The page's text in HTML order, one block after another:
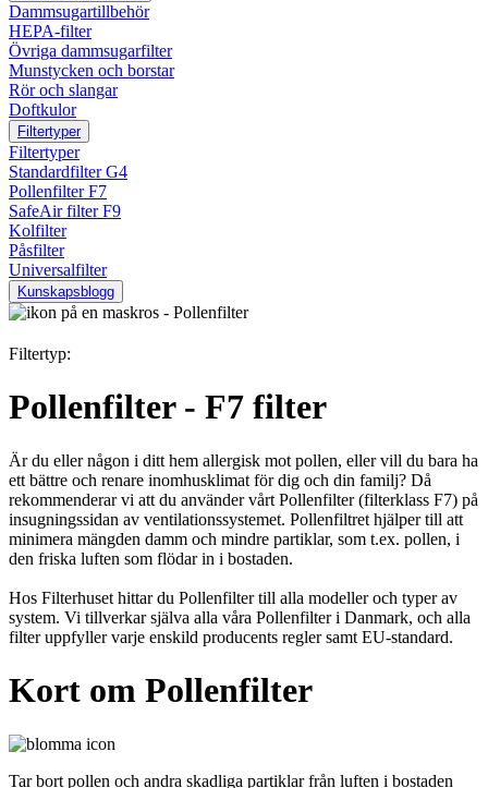
Dammsugartillbehör
HEPA-filter
Övriga dammsugarfilter
Munstycken och borstar
Rör och slangar
Doftkulor
Filtertyper
Filtertyper
Standardfilter G4
Pollenfilter F7
SafeAir filter F9
Kolfilter
Påsfilter
Universalfilter
Kunskapsblogg
Filtertyp:
Pollenfilter - F7 filter
Är du eller någon i ditt hem allergisk mot pollen, eller vill du bara ha
ett bättre och renare inomhusklimat för dig och din familj? Då
rekommenderar vi att du använder vårt Pollenfilter (filterklass F7) på
insugningssidan av ventilationssystemet. Pollenfiltret hjälper till att
minimera mängden damm och mindre partiklar, som t.ex. pollen, i
den friska luften som flödar in i bostaden.
Hos Filterhuset hittar du Pollenfilter till alla modeller och typer av
system. Vi tillverkar själva alla våra Pollenfilter i Danmark, och alla
filter uppfyller varje enskild producents regler samt EU-standard.
Kort om Pollenfilter
Tar bort pollen och andra skadliga partiklar från luften i bostaden